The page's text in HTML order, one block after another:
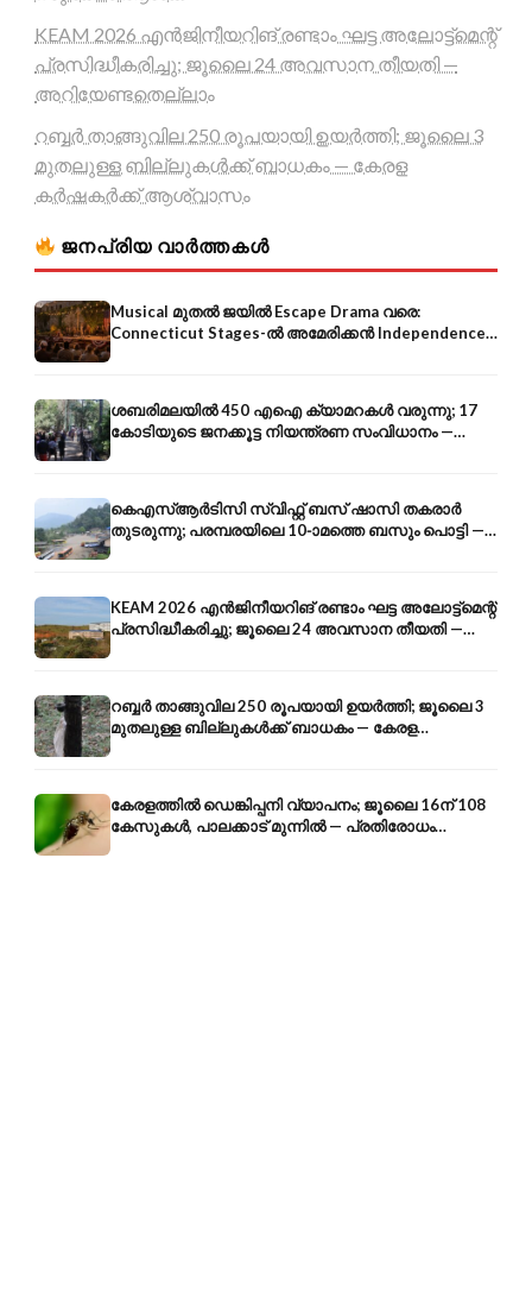
KEAM 2026 എൻജിനീയറിങ് രണ്ടാം ഘട്ട അലോട്ട്മെന്റ്
പ്രസിദ്ധീകരിച്ചു; ജൂലൈ 24 അവസാന തീയതി —
അറിയേണ്ടതെല്ലാം
റബ്ബർ താങ്ങുവില 250 രൂപയായി ഉയർത്തി; ജൂലൈ 3
മുതലുള്ള ബില്ലുകൾക്ക് ബാധകം — കേരള
കർഷകർക്ക് ആശ്വാസം
ജനപ്രിയ വാർത്തകൾ
Musical മുതൽ ജയിൽ Escape Drama വരെ:
Connecticut Stages-ൽ അമേരിക്കൻ Independence-
ന്റെ 250-ആം വാർഷികം
ശബരിമലയിൽ 450 എഐ ക്യാമറകൾ വരുന്നു; 17
കോടിയുടെ ജനക്കൂട്ട നിയന്ത്രണ സംവിധാനം —
എരുമേലി മുതൽ പമ്പ വരെ
കെഎസ്ആർടിസി സ്വിഫ്റ്റ് ബസ് ഷാസി തകരാർ
തുടരുന്നു; പരമ്പരയിലെ 10-ാമത്തെ ബസും പൊട്ടി —
സുരക്ഷാ ആശങ്ക
KEAM 2026 എൻജിനീയറിങ് രണ്ടാം ഘട്ട അലോട്ട്മെന്റ്
പ്രസിദ്ധീകരിച്ചു; ജൂലൈ 24 അവസാന തീയതി —
അറിയേണ്ടതെല്ലാം
റബ്ബർ താങ്ങുവില 250 രൂപയായി ഉയർത്തി; ജൂലൈ 3
മുതലുള്ള ബില്ലുകൾക്ക് ബാധകം — കേരള
കർഷകർക്ക് ആശ്വാസം
കേരളത്തിൽ ഡെങ്കിപ്പനി വ്യാപനം; ജൂലൈ 16ന് 108
കേസുകൾ, പാലക്കാട് മുന്നിൽ — പ്രതിരോധം
എങ്ങനെ?